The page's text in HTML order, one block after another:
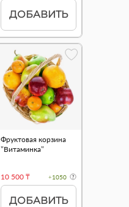
ДОБАВИТЬ
Фруктовая корзина
"Витаминка"
10 500 ₸ +1050
ДОБАВИТЬ